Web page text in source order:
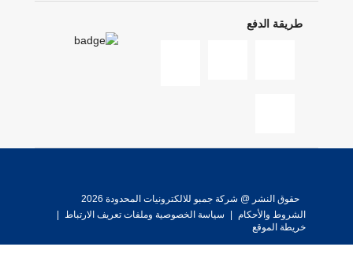
طريقة الدفع
حقوق النشر @ شركة جمبو للالكترونيات المحدودة 2026
الشروط والأحكام
سياسة الخصوصية وملفات تعريف الارتباط
خريطة الموقع